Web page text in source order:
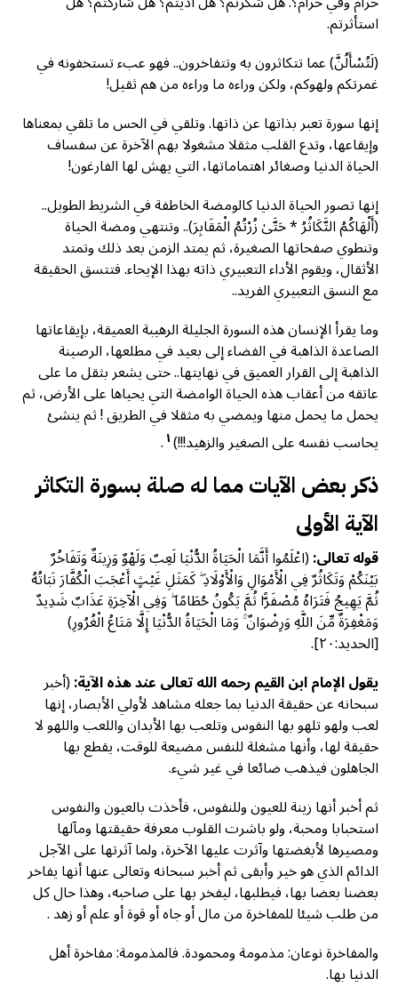
استأثرتم.
(لَتُسْأَلُنَّ) عما تتكاثرون به وتتفاخرون.. فهو عبء تستخفونه في
غمرتكم ولهوكم، ولكن وراءه ما وراءه من هم ثقيل!
إنها سورة تعبر بذاتها عن ذاتها. وتلقي في الحس ما تلقي بمعناها
وإيقاعها، وتدع القلب مثقلا مشغولا بهم الآخرة عن سفساف
الحياة الدنيا وصغائر اهتماماتها، التي يهش لها الفارغون!
إنها تصور الحياة الدنيا كالومضة الخاطفة في الشريط الطويل..
(أَلْهَاكُمُ التَّكَاثُرُ * حَتَّىٰ زُرْتُمُ الْمَقَابِرَ).. وتنتهي ومضة الحياة
وتنطوي صفحاتها الصغيرة، ثم يمتد الزمن بعد ذلك وتمتد
الأثقال، ويقوم الأداء التعبيري ذاته بهذا الإيحاء. فتتسق الحقيقة
مع النسق التعبيري الفريد..
وما يقرأ الإنسان هذه السورة الجليلة الرهيبة العميقة، بإيقاعاتها
الصاعدة الذاهبة في الفضاء إلى بعيد في مطلعها، الرصينة
الذاهبة إلى القرار العميق في نهايتها.. حتى يشعر بثقل ما على
عاتقه من أعقاب هذه الحياة الوامضة التي يحياها على الأرض، ثم
يحمل ما يحمل منها ويمضي به مثقلا في الطريق ! ثم ينشئ
يحاسب نفسه على الصغير والزهيد!!!)١.
ذكر بعض الآيات مما له صلة بسورة التكاثر
الآية الأولى
قوله تعالى:(اعْلَمُوا أَنَّمَا الْحَيَاةُ الدُّنْيَا لَعِبٌ وَلَهْوٌ وَزِينَةٌ وَتَفَاخُرٌ
بَيْنَكُمْ وَتَكَاثُرٌ فِي الْأَمْوَالِ وَالْأَوْلَادِ ۖ كَمَثَلِ غَيْثٍ أَعْجَبَ الْكُفَّارَ نَبَاتُهُ
ثُمَّ يَهِيجُ فَتَرَاهُ مُصْفَرًّا ثُمَّ يَكُونُ حُطَامًا ۖ وَفِي الْآخِرَةِ عَذَابٌ شَدِيدٌ
وَمَغْفِرَةٌ مِّنَ اللَّهِ وَرِضْوَانٌ ۚ وَمَا الْحَيَاةُ الدُّنْيَا إِلَّا مَتَاعُ الْغُرُورِ)
[الحديد:٢٠].
يقول الإمام ابن القيم رحمه الله تعالى عند هذه الآية:(أخبر
سبحانه عن حقيقة الدنيا بما جعله مشاهد لأولي الأبصار، إنها
لعب ولهو تلهو بها النفوس وتلعب بها الأبدان واللعب واللهو لا
حقيقة لها، وأنها مشغلة للنفس مضيعة للوقت، يقطع بها
الجاهلون فيذهب ضائعا في غير شيء.
ثم أخبر أنها زينة للعيون وللنفوس، فأخذت بالعيون والنفوس
استحبابا ومحبة، ولو باشرت القلوب معرفة حقيقتها ومآلها
ومصيرها لأبغضتها وآثرت عليها الآخرة، ولما آثرتها على الآجل
الدائم الذي هو خير وأبقی ثم أخبر سبحانه وتعالى عنها أنها يفاخر
بعضنا بعضا بها، فيطلبها، ليفخر بها على صاحبه، وهذا حال كل
من طلب شيئا للمفاخرة من مال أو جاه أو قوة أو علم أو زهد .
والمفاخرة نوعان: مذمومة ومحمودة. فالمذمومة: مفاخرة أهل
الدنيا بها.